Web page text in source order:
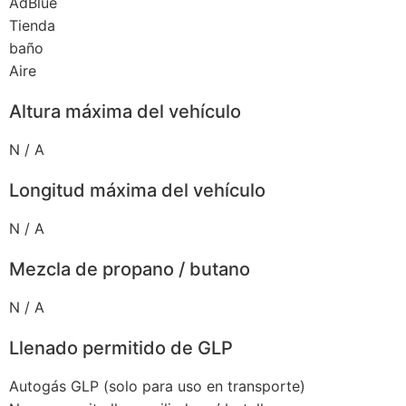
Tienda
baño
Aire
Altura máxima del vehículo
N / A
Longitud máxima del vehículo
N / A
Mezcla de propano / butano
N / A
Llenado permitido de GLP
Autogás GLP (solo para uso en transporte)